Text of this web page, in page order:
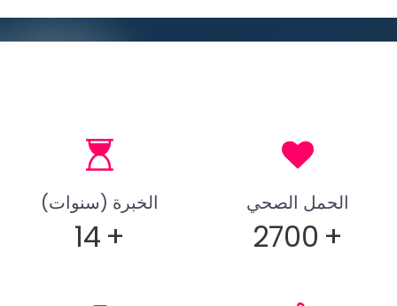
الخبرة (سنوات)
14 +
الحمل الصحي
2700 +